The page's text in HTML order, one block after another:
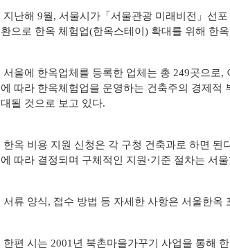
지난해 9월, 서울시가「서울관광 미래비전」선
환으로 한옥 체험업(한옥스테이) 확대를 위해 한
서울에 한옥업체를 등록한 업체는 총 249곳으로
에 따라 한옥체험업을 운영하는 건축주의 경제적
대될 것으로 보고 있다.
한옥 비용 지원 신청은 각 구청 건축과로 하면
에 따라 결정되며 구체적인 지원·기준 절차는 서
서류 양식, 접수 방법 등 자세한 사항은 서울한옥
한편 시는 2001년 북촌마을가꾸기 사업을 통해